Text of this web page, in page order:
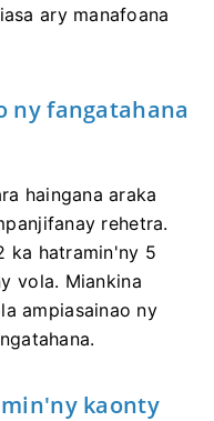
ary manafoana
ny fangatahana
haingana araka
rehetra.
ka hatramin'ny 5
vola. Miankina
ampiasainao ny
kaonty